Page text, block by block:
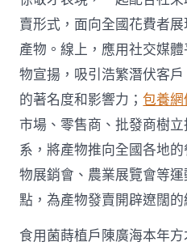
賣形式，面向全國花費者
產物。線上，應用社交媒
物宣揚，吸引浩繁潛伏客
的著名度和影響力；包養
市場、零售商、批發商樹
系，將產物推向全國各地
物展銷會、農業展覽會等
點，為產物發賣開辟遼闊的
食用菌蒔植戶陳廣海本年